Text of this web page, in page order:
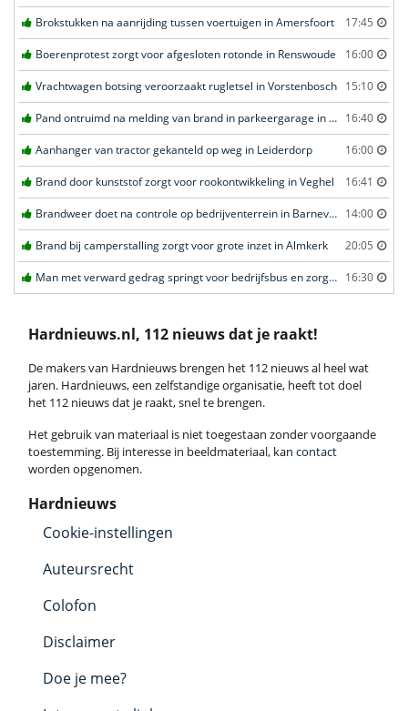
Brokstukken na aanrijding tussen voertuigen in Amersfoort 17:45
Boerenprotest zorgt voor afgesloten rotonde in Renswoude 16:00
Vrachtwagen botsing veroorzaakt rugletsel in Vorstenbosch 15:10
Pand ontruimd na melding van brand in parkeergarage in Leeuwarden 16:40
Aanhanger van tractor gekanteld op weg in Leiderdorp 16:00
Brand door kunststof zorgt voor rookontwikkeling in Veghel 16:41
Brandweer doet na controle op bedrijventerrein in Barneveld 14:00
Brand bij camperstalling zorgt voor grote inzet in Almkerk 20:05
Man met verward gedrag springt voor bedrijfsbus en zorgt voor opschudding in Veghel 16:30
Hardnieuws.nl, 112 nieuws dat je raakt!
De makers van Hardnieuws brengen het 112 nieuws al heel wat
jaren. Hardnieuws, een zelfstandige organisatie, heeft tot doel
het 112 nieuws dat je raakt, snel te brengen.
Het gebruik van materiaal is niet toegestaan zonder voorgaande
toestemming. Bij interesse in beeldmateriaal, kan contact
worden opgenomen.
Hardnieuws
Cookie-instellingen
Auteursrecht
Colofon
Disclaimer
Doe je mee?